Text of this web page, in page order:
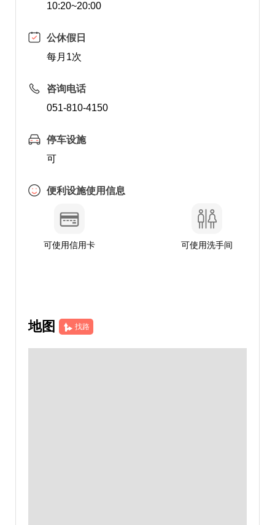
10:20~20:00
公休假日
每月1次
咨询电话
051-810-4150
停车设施
可
便利设施使用信息
可使用信用卡 可使用洗手间
地图 找路